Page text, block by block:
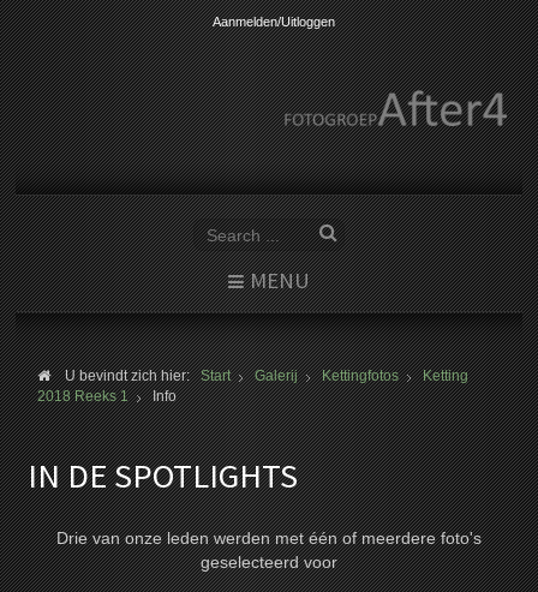
Aanmelden/Uitloggen
MENU
U bevindt zich hier:Start Galerij Kettingfotos
Ketting
2018 Reeks 1
Info
IN DE SPOTLIGHTS
Drie van onze leden werden met één of meerdere foto's
geselecteerd voor